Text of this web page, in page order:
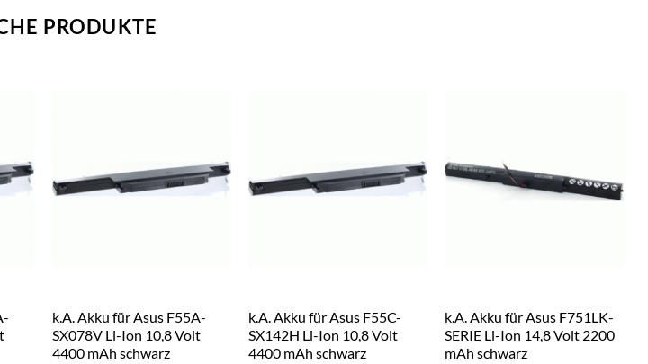
PRODUKTE
k.A. Akku für Asus F55A-
SX078V Li-Ion 10,8 Volt
4400 mAh schwarz
k.A. Akku für Asus F55C-
SX142H Li-Ion 10,8 Volt
4400 mAh schwarz
k.A. Akku für Asus F751LK-
SERIE Li-Ion 14,8 Volt 2200
mAh schwarz